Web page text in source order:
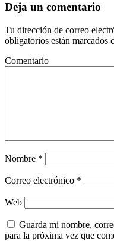
Deja un comentario
Tu dirección de correo
obligatorios están marcados
Comentario
Nombre *
Correo electrónico *
Web
Guarda mi nombre,
para la próxima vez que